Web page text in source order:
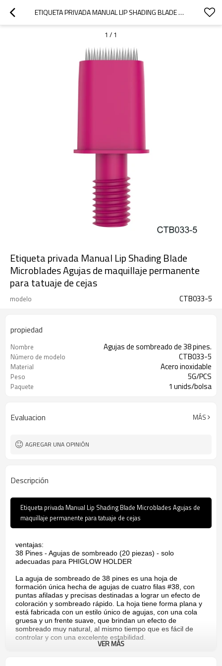
ETIQUETA PRIVADA MANUAL LIP SHADING BLADE MICROBLADES AGUJAS DE MAQUILLAJE PERMANENTE PARA TATUAJE DE CEJAS
1 / 1
Etiqueta privada Manual Lip Shading Blade
Microblades Agujas de maquillaje permanente
para tatuaje de cejas
modelo CTB033-5
propiedad
Nombre Agujas de sombreado de 38 pines.
Número de modelo CTB033-5
Material Acero inoxidable
Peso 5G/PCS
Paquete 1 unids/bolsa
Evaluacion MÁS
AGREGAR UNA OPINIÓN
Descripción
Etiqueta privada Manual Lip Shading Blade Microblades Agujas de
maquillaje permanente para tatuaje de cejas
ventajas:
38 Pines - Agujas de sombreado (20 piezas) - solo
adecuadas para PHIGLOW HOLDER
La aguja de sombreado de 38 pines es una hoja de
formación única hecha de agujas de cuatro filas #38, con
puntas afiladas y precisas destinadas a lograr un efecto de
coloración y sombreado rápido. La hoja tiene forma plana y
está fabricada con un estilo único de agujas, con una cola
gruesa y un frente suave, que brindan un efecto de
sombreado muy natural, al mismo tiempo que es fácil de
controlar y con una excelente estabilidad.
VER MÁS